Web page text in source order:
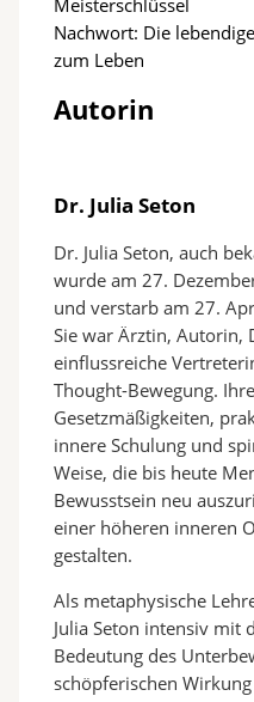
Nachwort: Die
zum Leben
Autorin
Dr. Julia Seton
Dr. Julia Seton, auch
wurde am 27.
und verstarb am 27.
Sie war Ärztin, Autorin,
einflussreiche
Thought-Bewegung.
Gesetzmäßigkeiten,
innere Schulung und
Weise, die bis heute
Bewusstsein neu
einer höheren inneren
gestalten.
Als metaphysische
Julia Seton intensiv mit
Bedeutung des
schöpferischen